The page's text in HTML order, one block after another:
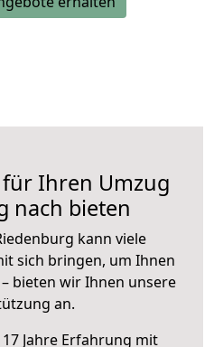
Ihren Umzug
nach bieten
kann viele
sich bringen, um Ihnen
bieten wir Ihnen unsere
an.
Jahre Erfahrung mit